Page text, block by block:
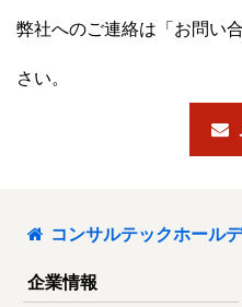
弊社へのご連絡は「お問い
さい。
コンサルテックホール
企業情報